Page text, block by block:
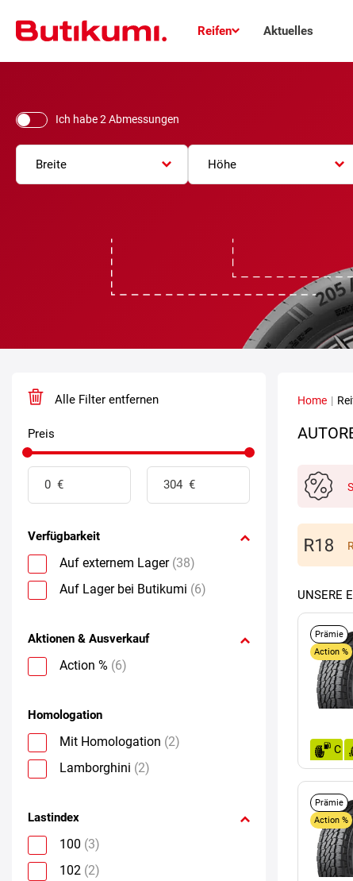
Reifen Aktuelles
Ich habe 2 Abmessungen
Breite Höhe
Alle Filter entfernen
Preis
Verfügbarkeit
Auf externem Lager (38)
Auf Lager bei Butikumi (6)
Aktionen & Ausverkauf
Action % (6)
Homologation
Mit Homologation (2)
Lamborghini (2)
Lastindex
100 (3)
102 (2)
Home |
UNSERE
Prämie
Action %
C
Prämie
Action %